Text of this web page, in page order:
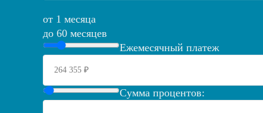
от 1 месяца
до 60 месяцев
Ежемесячный платеж
Сумма процентов: